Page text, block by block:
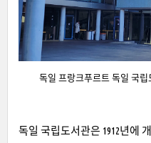
독일 프랑크푸르트 독일 국립
독일 국립도서관은 1912년에